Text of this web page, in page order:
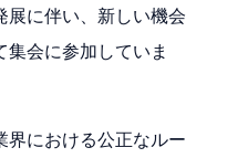
展に伴い、新しい機会
会に参加していま
界における公正なルー